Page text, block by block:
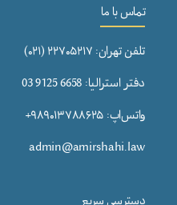
تماس با ما
تلفن تهران: ۲۲۷۰۵۲۱۷ (۰۲۱)
دفتر استرالیا: 6658 9125 03
واتس‌اپ: ۹۸۹۰۱۳۷۸۸۶۲۵+
admin@amirshahi.law
دسترسی سریع